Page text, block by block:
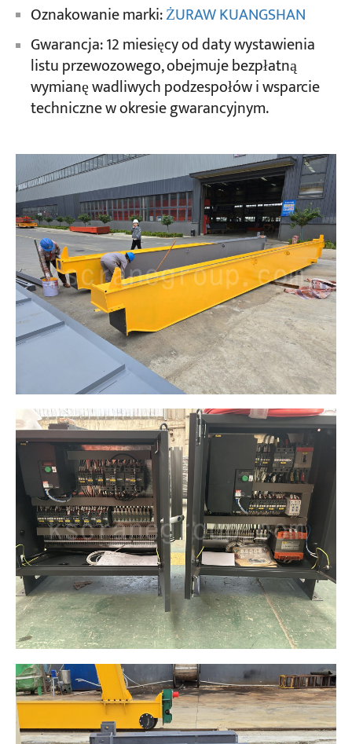
Oznakowanie marki:ŻURAW KUANGSHAN
Gwarancja: 12 miesięcy od daty wystawienia
listu przewozowego, obejmuje bezpłatną
wymianę wadliwych podzespołów i wsparcie
techniczne w okresie gwarancyjnym.